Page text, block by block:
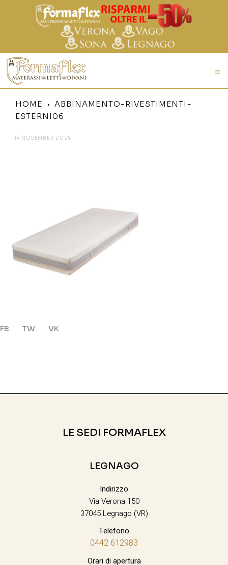
HOME
ABBINAMENTO-RIVESTIMENTI-
ESTERNI06
14 NOVEMBER 2025
FB TW VK
LE SEDI FORMAFLEX
LEGNAGO
Indirizzo
Via Verona 150
37045 Legnago (VR)
Telefono
0442 612983
Orari di apertura